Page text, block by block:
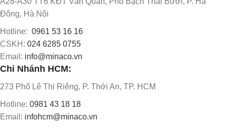
Đông, Hà Nội
Hotline: 0961 53 16 16
CSKH: 024 6285 0755
Email: info@minaco.vn
Chi Nhánh HCM:
273 Phố Lê Thị Riêng, P. Thới An, TP. HCM
Hotline: 0981 43 18 18
Email: infohcm@minaco.vn